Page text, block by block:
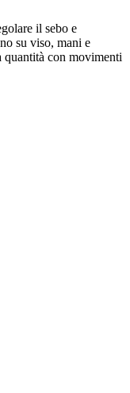
il sebo e
su viso, mani e
quantità con movimenti